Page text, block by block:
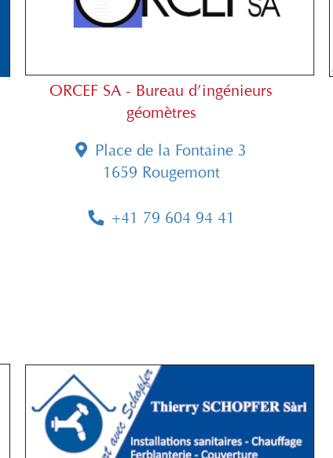
ORCEF SA - Bureau d’ingénieurs
géomètres
Place de la Fontaine 3
1659 Rougemont
+41 79 604 94 41